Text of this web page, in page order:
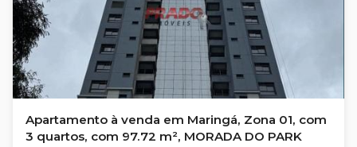
Apartamento à venda em Maringá, Zona 01, com
3 quartos, com 97.72 m², MORADA DO PARK